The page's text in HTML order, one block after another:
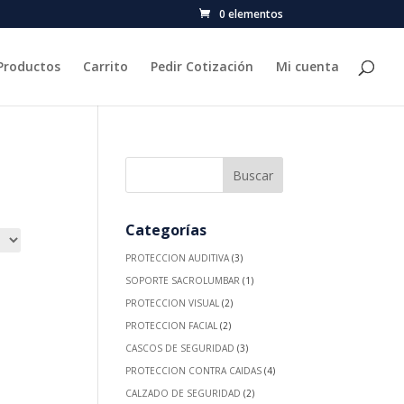
0 elementos
Carrito Pedir Cotización Mi cuenta
Categorías
PROTECCION AUDITIVA (3)
SOPORTE SACROLUMBAR (1)
PROTECCION VISUAL (2)
PROTECCION FACIAL (2)
CASCOS DE SEGURIDAD (3)
PROTECCION CONTRA CAIDAS (4)
CALZADO DE SEGURIDAD (2)